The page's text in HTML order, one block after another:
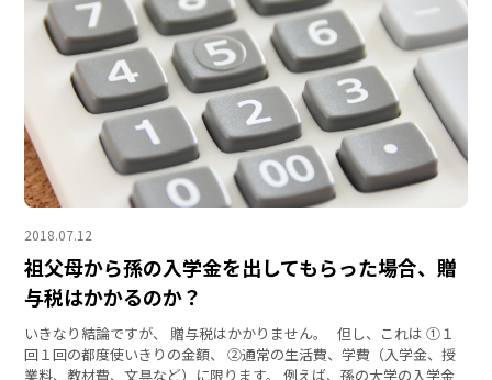
2018.07.12
祖父母から孫の入学金を出してもらった場合、贈
与税はかかるのか？
いきなり結論ですが、 贈与税はかかりません。 但し、これは ①１
回１回の都度使いきりの金額、 ②通常の生活費、学費（入学金、授
業料、教材費、文具など）に限ります。 例えば、孫の大学の入学金